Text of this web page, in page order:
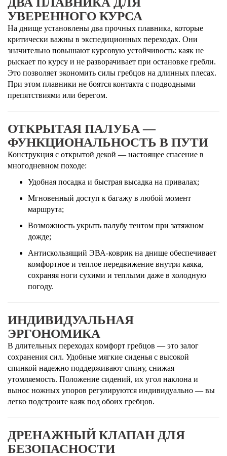
УВЕРЕННОГО КУРСА
На днище установлены два прочных плавника, которые
критически важны в экспедиционных переходах. Они
значительно повышают курсовую устойчивость: каяк не
рыскает по курсу и не разворачивает при остановке гребли.
Это позволяет экономить силы гребцов на длинных плесах.
При этом плавники не боятся контакта с подводными
препятствиями или берегом.
ОТКРЫТАЯ ПАЛУБА —
ФУНКЦИОНАЛЬНОСТЬ В ПУТИ
Конструкция с открытой декой — настоящее спасение в
многодневном походе:
Удобная посадка и быстрая высадка на привалах;
Мгновенный доступ к багажу в любой момент
маршрута;
Возможность укрыть палубу тентом при затяжном
дожде;
Антискользящий ЭВА-коврик на днище обеспечивает
комфортное и теплое передвижение внутри каяка,
сохраняя ноги сухими и теплыми даже в холодную
погоду.
ИНДИВИДУАЛЬНАЯ
ЭРГОНОМИКА
В длительных переходах комфорт гребцов — это залог
сохранения сил. Удобные мягкие сиденья с высокой
спинкой надежно поддерживают спину, снижая
утомляемость. Положение сидений, их угол наклона и
вынос ножных упоров регулируются индивидуально — вы
легко подстроите каяк под обоих гребцов.
ДРЕНАЖНЫЙ КЛАПАН ДЛЯ
БЕЗОПАСНОСТИ